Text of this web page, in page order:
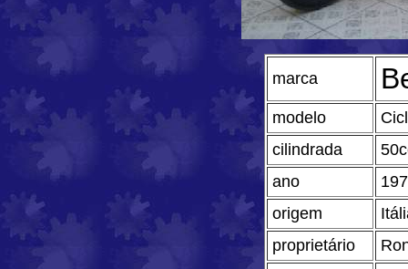
marca
modelo
cilindrada
ano
origem
proprietário